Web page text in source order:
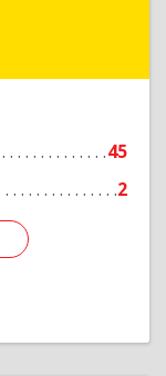
45
2
Подробнее